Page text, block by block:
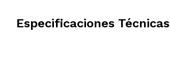
Especificaciones Técnicas